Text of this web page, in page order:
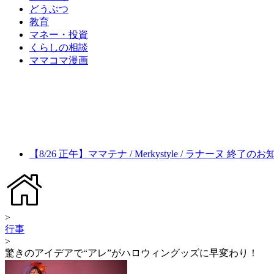
どうぶつ
教育
マネー・投資
くらしの相談
ママコマ漫画
【8/26 正午】ママテナ / Merkystyle / ラナーヌ 終了のお
>
行事
>
驚きのアイデアで“アレ”がハロウィングッズに早変わり！